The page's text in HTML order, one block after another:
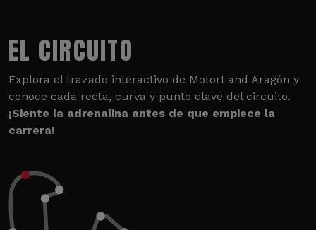
EL CIRCUITO
Explora el trazado interactivo de MotorLand Aragón y
conoce cada recta, curva y punto clave del circuito.
¡Siente la adrenalina antes de que empiece la
carrera!